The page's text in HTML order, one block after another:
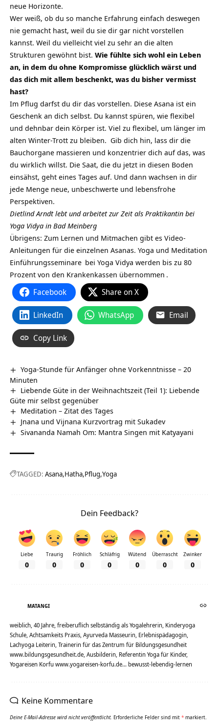
neue Horizonte.
Wer weiß, ob du so manche Erfahrung einfach deswegen
nie gemacht hast, weil du sie dir gar nicht vorstellen
kannst. Weil du vielleicht viel zu sehr an die alten
Strukturen gewöhnt bist. Wie fühlte sich wohl ein Leben
an, in dem du ohne Kompromisse glücklich wärst und
das dich mit allem beschenkt, was du bisher vermisst
hast?
Im Pflug darfst du dir das vorstellen. Diese Asana ist ein
Geschenk an dich selbst. Du kannst spüren, wie flexibel
und dehnbar dein Körper ist. Viel zu flexibel, um länger im
alten Winter-Trott zu bleiben. Gib dich hin, lass dir die
Bauchorgane massieren und konzentrier dich auf das, was
du wirklich willst. Die Saat, die du jetzt in diesen Boden
einsähst, geht eines Tages auf. Und dann wachsen in dir
jede Menge neue, unbeschwerte und lebensfrohe
Perspektiven.
Dietlind Arndt lebt und arbeitet zur Zeit als Praktikantin bei
Yoga Vidya in Bad Meinberg
Übrigens: Zum Lernen und Mitmachen gibt es Video-
Anleitungen für die einzelnen Asanas. Yoga und Meditation
Einführungsseminare bei Yoga Vidya werden bis zu 80
Prozent von den Krankenkassen übernommen .
Facebook Share on X
LinkedIn WhatsApp Email
Copy Link
Yoga-Stunde für Anfänger ohne Vorkenntnisse – 20
Minuten
Liebende Güte in der Weihnachtszeit (Teil 1): Liebende
Güte mir selbst gegenüber
Meditation – Zitat des Tages
Jnana und Vijnana Kurzvortrag mit Sukadev
Sivananda Namah Om: Mantra Singen mit Katyayani
TAGGED: Asana Hatha Pflug Yoga
Dein Feedback?
Liebe
0
Traurig
0
Fröhlich
0
Schläfrig
0
Wütend
0
Überrascht
0
Zwinker
0
MATANGI
weiblich, 40 Jahre, freiberuflich selbständig als Yogalehrerin, Kinderyoga
Schule, Achtsamkeits Praxis, Ayurveda Masseurin, Erlebnispädagogin,
Lachyoga Leiterin, Trainerin für das Zentrum für Bildungsgesundheit
www.bildungsgesundheit.de, Ausbilderin, Referentin Yoga für Kinder,
Yogareisen Korfu www.yogareisen-korfu.de... bewusst-lebendig-lernen
Keine Kommentare
Deine E-Mail-Adresse wird nicht veröffentlicht. Erforderliche Felder sind mit * markiert.